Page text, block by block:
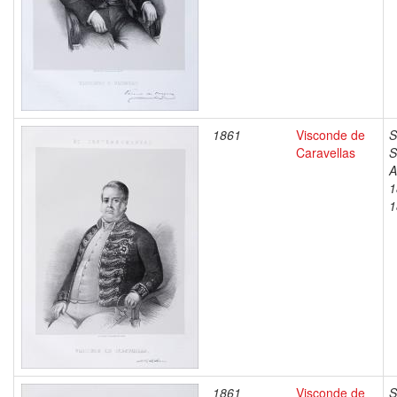
1861
Visconde de
Caravellas
1861
Visconde de